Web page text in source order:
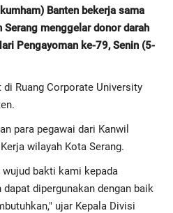
Banten bekerja sama
Serang menggelar donor darah
Pengayoman ke-79, Senin (5-
Ruang Corporate University
para pegawai dari Kanwil
wilayah Kota Serang.
bakti kami kepada
dipergunakan dengan baik
ujar Kepala Divisi